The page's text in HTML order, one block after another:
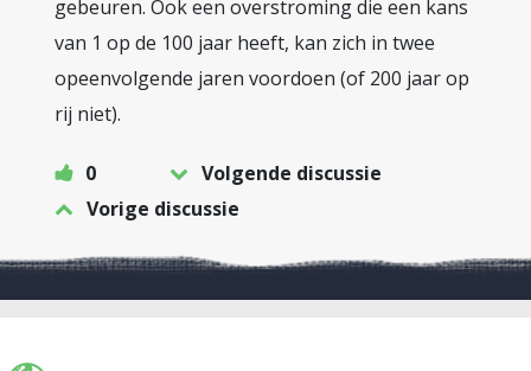
gebeuren. Ook een overstroming die een kans
van 1 op de 100 jaar heeft, kan zich in twee
opeenvolgende jaren voordoen (of 200 jaar op
rij niet).
0
Volgende discussie
Vorige discussie